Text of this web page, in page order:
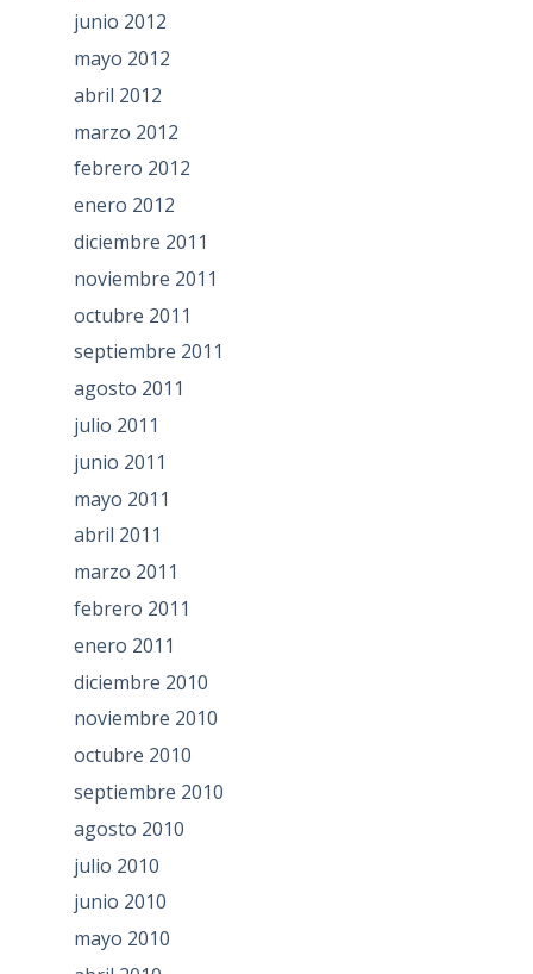
junio 2012
mayo 2012
abril 2012
marzo 2012
febrero 2012
enero 2012
diciembre 2011
noviembre 2011
octubre 2011
septiembre 2011
agosto 2011
julio 2011
junio 2011
mayo 2011
abril 2011
marzo 2011
febrero 2011
enero 2011
diciembre 2010
noviembre 2010
octubre 2010
septiembre 2010
agosto 2010
julio 2010
junio 2010
mayo 2010